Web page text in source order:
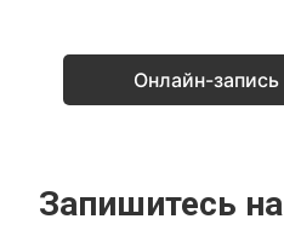
Онлайн-запись
Запишитесь